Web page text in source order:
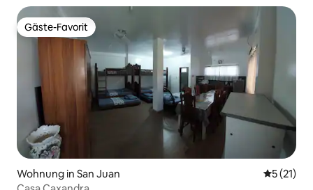
Gäste-Favorit
Gäste-Favorit
Wohnung in San Juan
5 (21)